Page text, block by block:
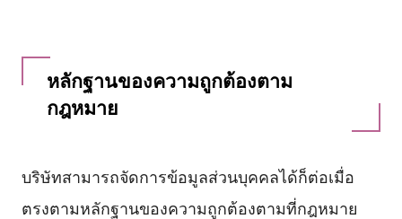
หลักฐานของความถูกต้องตาม
กฎหมาย
บริษัทสามารถจัดการข้อมูลส่วนบุคคลได้ก็ต่อเมื่อ
ตรงตามหลักฐานของความถูกต้องตามที่กฎหมาย